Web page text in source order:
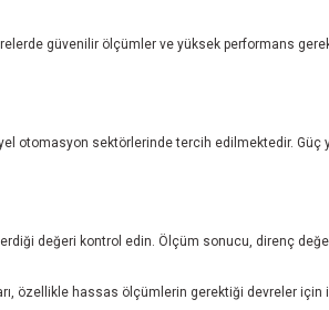
güvenilir ölçümler ve yüksek performans
otomasyon sektörlerinde tercih edilmektedir.
değeri kontrol edin. Ölçüm sonucu, direnç
özellikle hassas ölçümlerin gerektiği devreler için